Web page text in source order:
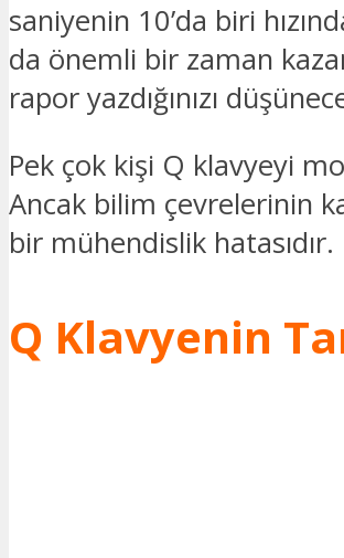
saniyenin 10’da biri
da önemli bir zaman
rapor yazdığınızı
Pek çok kişi Q klavyeyi
Ancak bilim çevrelerinin
bir mühendislik hatasıdır.
Q Klavyenin